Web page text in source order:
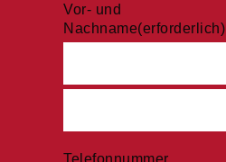
Vor- und
Nachname(erforderlich)
Vorname
Telefonnummer